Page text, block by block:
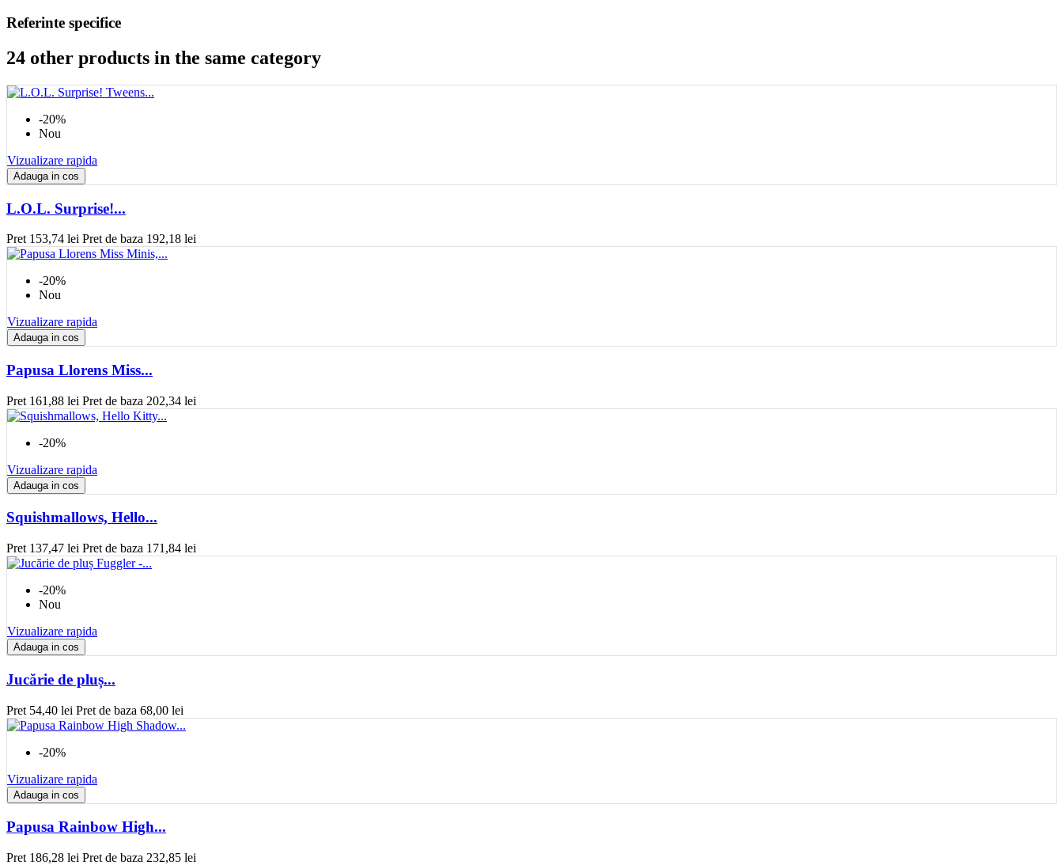
Referinte specifice
24 other products in the same category
-20%
Nou
Vizualizare rapida
Adauga in cos
L.O.L. Surprise!...
Pret 153,74 lei Pret de baza 192,18 lei
-20%
Nou
Vizualizare rapida
Adauga in cos
Papusa Llorens Miss...
Pret 161,88 lei Pret de baza 202,34 lei
-20%
Vizualizare rapida
Adauga in cos
Squishmallows, Hello...
Pret 137,47 lei Pret de baza 171,84 lei
-20%
Nou
Vizualizare rapida
Adauga in cos
Jucărie de pluș...
Pret 54,40 lei Pret de baza 68,00 lei
-20%
Vizualizare rapida
Adauga in cos
Papusa Rainbow High...
Pret 186,28 lei Pret de baza 232,85 lei